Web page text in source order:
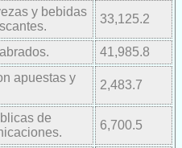
y bebidas
33,125.2
41,985.8
apuestas y
2,483.7
de
6,700.5